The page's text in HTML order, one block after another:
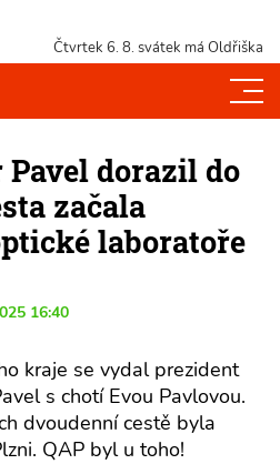
Čtvrtek 6. 8. svátek má Oldřiška
dorazil do
začala
laboratoře
16:40
kraje se vydal prezident
s chotí Evou Pavlovou.
dvoudenní cestě byla
QAP byl u toho!